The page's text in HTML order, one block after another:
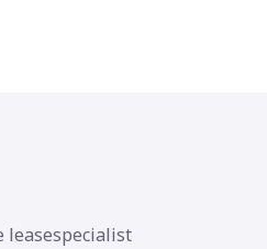
leasespecialist